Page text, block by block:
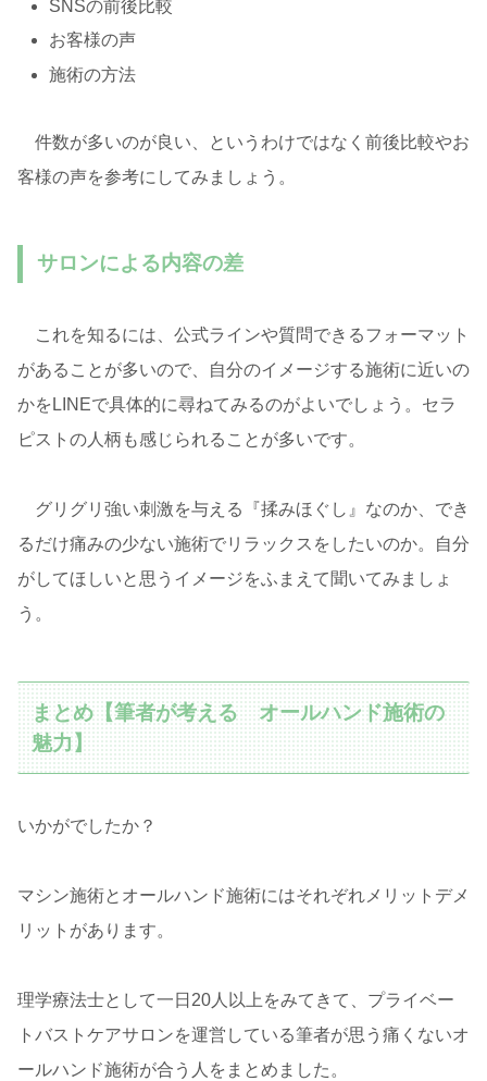
SNSの前後比較
お客様の声
施術の方法
件数が多いのが良い、というわけではなく前後比較やお
客様の声を参考にしてみましょう。
サロンによる内容の差
これを知るには、公式ラインや質問できるフォーマット
があることが多いので、自分のイメージする施術に近いの
かをLINEで具体的に尋ねてみるのがよいでしょう。セラ
ピストの人柄も感じられることが多いです。
グリグリ強い刺激を与える『揉みほぐし』なのか、でき
るだけ痛みの少ない施術でリラックスをしたいのか。自分
がしてほしいと思うイメージをふまえて聞いてみましょ
う。
まとめ【筆者が考える オールハンド施術の
魅力】
いかがでしたか？
マシン施術とオールハンド施術にはそれぞれメリットデメ
リットがあります。
理学療法士として一日20人以上をみてきて、プライベー
トバストケアサロンを運営している筆者が思う痛くないオ
ールハンド施術が合う人をまとめました。